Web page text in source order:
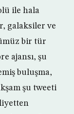
ile hala
galaksiler ve
bir tür
ajansı, şu
buluşma,
şu tweeti